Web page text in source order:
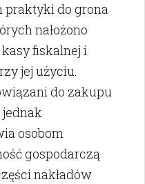
praktyki do grona
nałożono
fiskalnej i
jej użyciu.
do zakupu
jednak
osobom
gospodarczą
nakładów